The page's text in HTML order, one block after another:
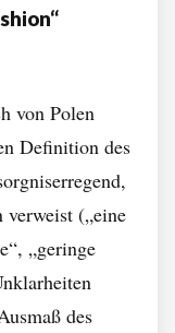
von Polen
Definition des
(„eine
„geringe
des